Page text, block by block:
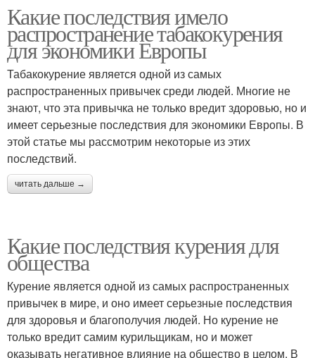
Какие последствия имело
распространение табакокурения
для экономики Европы
Табакокурение является одной из самых
распространенных привычек среди людей. Многие не
знают, что эта привычка не только вредит здоровью, но и
имеет серьезные последствия для экономики Европы. В
этой статье мы рассмотрим некоторые из этих
последствий.
читать дальше →
Какие последствия курения для
общества
Курение является одной из самых распространенных
привычек в мире, и оно имеет серьезные последствия
для здоровья и благополучия людей. Но курение не
только вредит самим курильщикам, но и может
оказывать негативное влияние на общество в целом. В